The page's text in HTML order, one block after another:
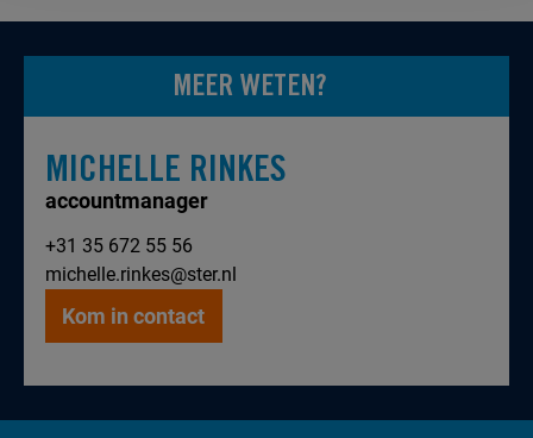
MEER WETEN?
MICHELLE RINKES
accountmanager
+31 35 672 55 56
michelle.rinkes@ster.nl
Kom in contact